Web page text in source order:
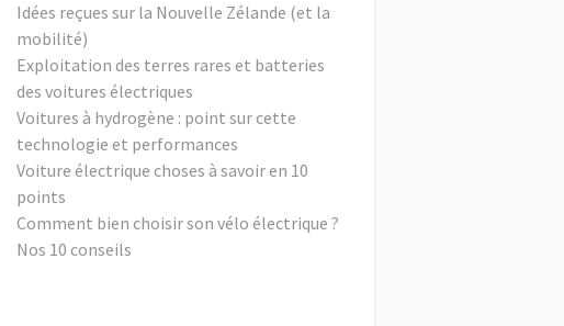
Idées reçues sur la Nouvelle Zélande (et la
mobilité)
Exploitation des terres rares et batteries
des voitures électriques
Voitures à hydrogène : point sur cette
technologie et performances
Voiture électrique choses à savoir en 10
points
Comment bien choisir son vélo électrique ?
Nos 10 conseils